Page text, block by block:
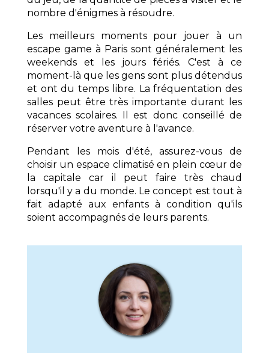
nombre d'énigmes à résoudre.
Les meilleurs moments pour jouer à un
escape game à Paris sont généralement les
weekends et les jours fériés. C'est à ce
moment-là que les gens sont plus détendus
et ont du temps libre. La fréquentation des
salles peut être très importante durant les
vacances scolaires. Il est donc conseillé de
réserver votre aventure à l'avance.
Pendant les mois d'été, assurez-vous de
choisir un espace climatisé en plein cœur de
la capitale car il peut faire très chaud
lorsqu'il y a du monde. Le concept est tout à
fait adapté aux enfants à condition qu'ils
soient accompagnés de leurs parents.